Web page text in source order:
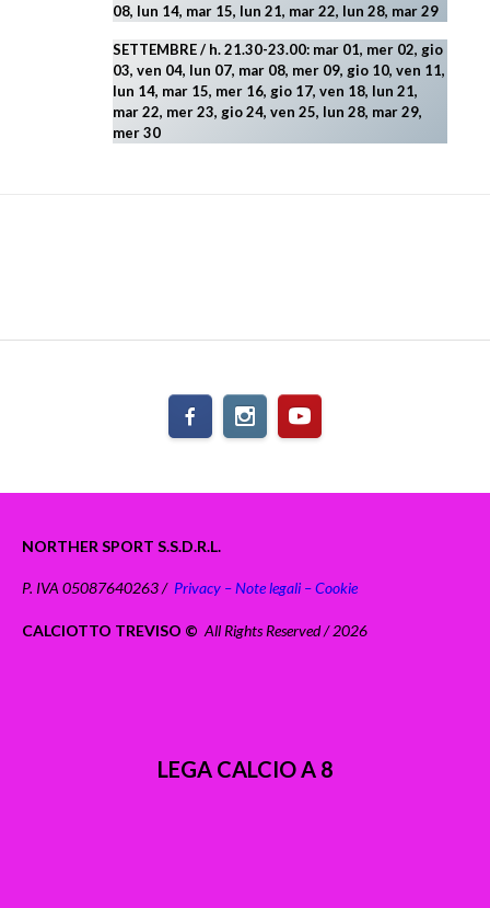
08, lun 14, mar 15, lun 21, mar 22, lun 28, mar 29
SETTEMBRE / h. 21.30-23.00: mar 01, mer 02, gio
03, ven 04, lun 07, mar 08, mer 09, gio 10, ven 11,
lun 14, mar 15, mer 16, gio 17, ven 18, lun 21,
mar 22, mer 23, gio 24, ven 25, lun 28, mar 29,
mer 30
NORTHER SPORT S.S.D.R.L.
P. IVA 05087640263 / Privacy – Note legali – Cookie
CALCIOTTO TREVISO © All Rights Reserved / 2026
LEGA CALCIO A 8